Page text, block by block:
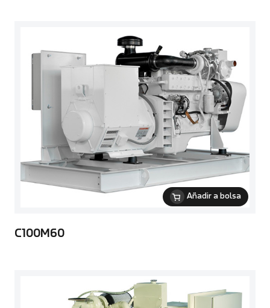
Añadir a bolsa
C100M60